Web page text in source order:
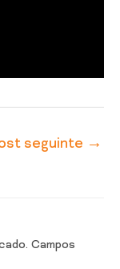
seguinte →
Campos